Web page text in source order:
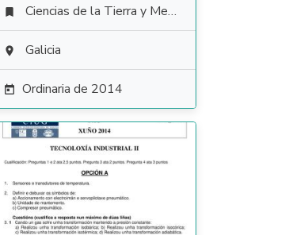
 Ciencias de la Tierra y Medioambientales
 Galicia
 Ordinaria de 2014